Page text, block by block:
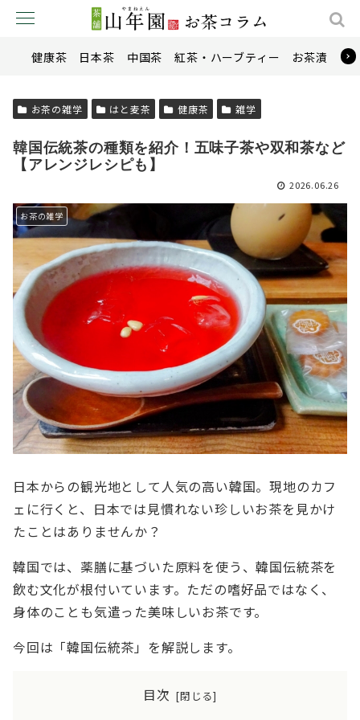
健康茶 日本茶 中国茶 紅茶・ハーブティー お茶漬け
お茶の雑学 はと麦茶 健康茶 雑学
韓国伝統茶の種類を紹介！五味子茶や双和茶など
【アレンジレシピも】
2026.06.26
お茶の雑学
日本からの観光地として人気の高い韓国。現地のカフ
ェに行くと、日本では見慣れない珍しいお茶を見かけ
たことはありませんか？
韓国では、薬膳に基づいた原料を使う、韓国伝統茶を
飲む文化が根付いています。ただの嗜好品ではなく、
身体のことも気遣った美味しいお茶です。
今回は「韓国伝統茶」を解説します。
目次